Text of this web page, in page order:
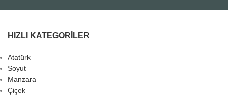
HIZLI KATEGORILER
Atatürk
Soyut
Manzara
Çiçek